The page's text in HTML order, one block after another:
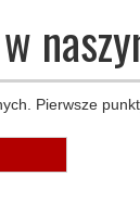
Pierwsze